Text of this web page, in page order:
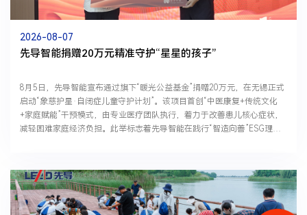
2026-08-07
先导智能捐赠20万元精准守护“星星的孩子”
8月5日，先导智能宣布通过旗下“暖光公益基金”捐赠20万元，在无锡正式
启动“象慈护星·自闭症儿童守护计划”。该项目首创“中医康复+传统文化
+家庭赋能”干预模式，由专业医疗团队执行，着力于改善患儿核心症状，
减轻困难家庭经济负担。此举标志着先导智能在践行“智造向善”ESG理